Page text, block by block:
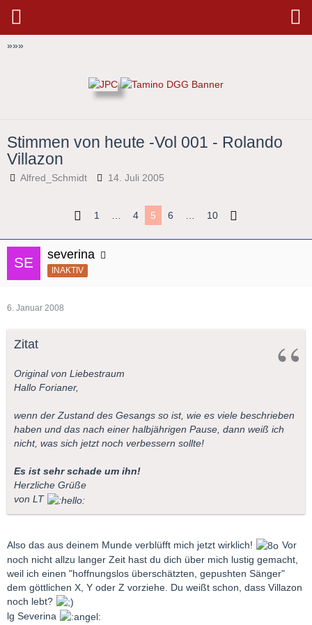
»»»
Stimmen von heute -Vol 001 - Rolando
Villazon
Alfred_Schmidt 14. Juli 2005
1 … 4 5 6 … 10
severina
INAKTIV
6. Januar 2008
Zitat
Original von Liebestraum
Hallo Forianer,
wenn der Zustand des Gesangs so ist, wie es viele beschrieben
haben und das nach einer halbjährigen Pause, dann weiß ich
nicht, was sich jetzt noch verbessern sollte!
Es ist sehr schade um ihn!
Herzliche Grüße
von LT
Also das aus deinem Munde verblüfft mich jetzt wirklich!
Vor
noch nicht allzu langer Zeit hast du dich über mich lustig gemacht,
weil ich einen "hoffnungslos überschätzten, gepushten Sänger"
dem göttlichen X, Y oder Z vorziehe. Du weißt schon, dass Villazon
noch lebt?
lg Severina